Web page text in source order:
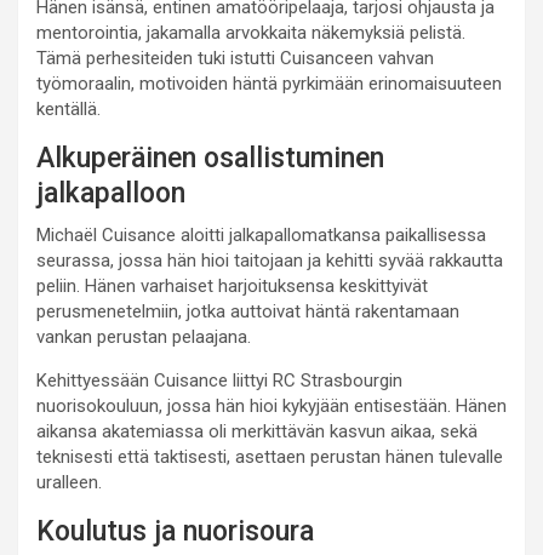
Hänen isänsä, entinen amatööripelaaja, tarjosi ohjausta ja
mentorointia, jakamalla arvokkaita näkemyksiä pelistä.
Tämä perhesiteiden tuki istutti Cuisanceen vahvan
työmoraalin, motivoiden häntä pyrkimään erinomaisuuteen
kentällä.
Alkuperäinen osallistuminen
jalkapalloon
Michaël Cuisance aloitti jalkapallomatkansa paikallisessa
seurassa, jossa hän hioi taitojaan ja kehitti syvää rakkautta
peliin. Hänen varhaiset harjoituksensa keskittyivät
perusmenetelmiin, jotka auttoivat häntä rakentamaan
vankan perustan pelaajana.
Kehittyessään Cuisance liittyi RC Strasbourgin
nuorisokouluun, jossa hän hioi kykyjään entisestään. Hänen
aikansa akatemiassa oli merkittävän kasvun aikaa, sekä
teknisesti että taktisesti, asettaen perustan hänen tulevalle
uralleen.
Koulutus ja nuorisoura